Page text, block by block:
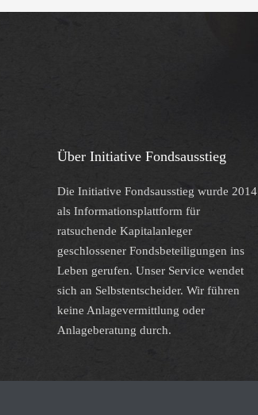
Über Initiative Fondsausstieg
Die Initiative Fondsausstieg wurde 2014
als Informationsplattform für
ratsuchende Kapitalanleger
geschlossener Fondsbeteiligungen ins
Leben gerufen. Unser Service wendet
sich an Selbstentscheider. Wir führen
keine Anlagevermittlung oder
Anlageberatung durch.